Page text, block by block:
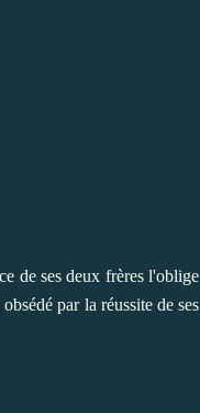
de ses deux frères l'oblige
par la réussite de ses